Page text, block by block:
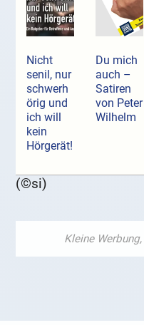
Nicht
senil, nur
schwerh
örig und
ich will
kein
Hörgerät!
Du mich
auch –
Satiren
von Peter
Wilhelm
(©si)